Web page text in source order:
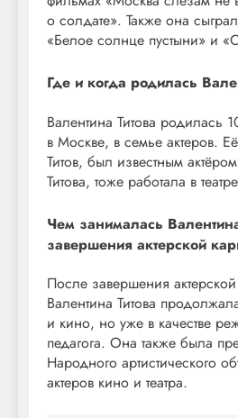
о солдате». Также она
«Белое солнце пустыни» и
Где и когда родилась
Валентина Титова родилась
в Москве, в семье актеров.
Титов, был известным
Титова, тоже работала в
Чем занималась
завершения актерской
После завершения
Валентина Титова
и кино, но уже в качестве
педагога. Она также была
Народного артистического
актеров кино и театра.